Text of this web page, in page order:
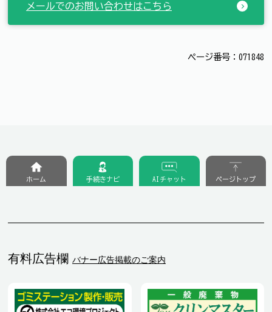
メールでのお問い合わせはこちら
ページ番号：071848
有料広告欄 バナー広告掲載のご案内
ホーム 手続きナビ AIチャット ページトップ